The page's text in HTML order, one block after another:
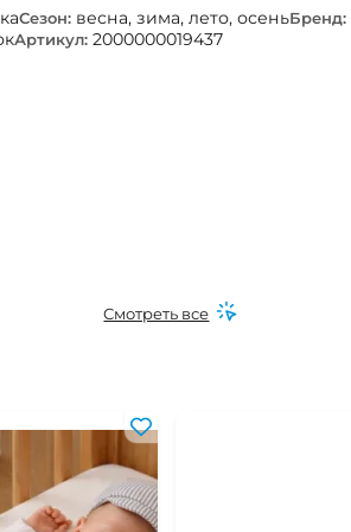
Сезон: весна, зима, лето, осеньБренд:
Артикул: 2000000019437
Смотреть все